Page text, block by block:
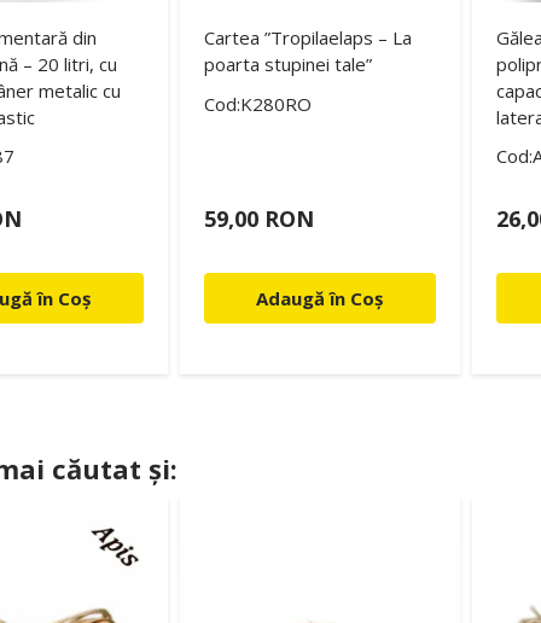
din
– 20 litri, cu
metalic cu
în Coș
Cartea ”Tropilaelaps – La
poarta stupinei tale”
Cod:K280RO
59,00 RON
Adaugă în Coș
căutat și: